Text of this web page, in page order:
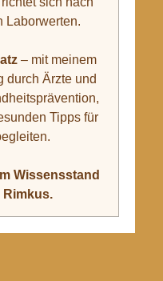
Laborwerten.
– mit meinem
durch Ärzte und
Tipps für
Wissensstand
Rimkus.